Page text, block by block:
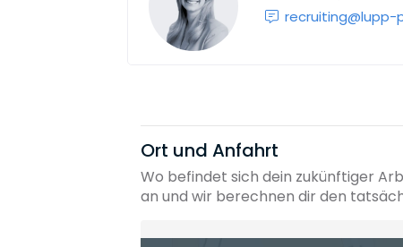
recruiting@lupp-
Ort und Anfahrt
Wo befindet sich dein zukünftiger
an und wir berechnen dir den